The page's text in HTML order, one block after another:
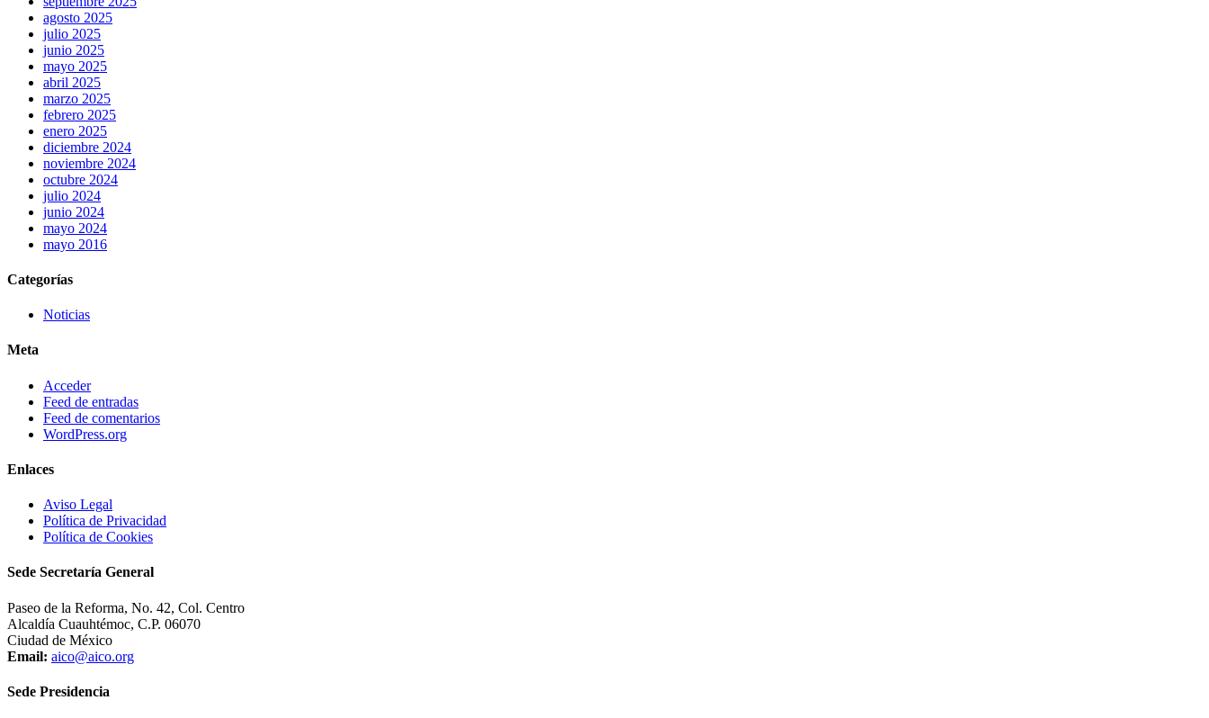
agosto 2025
julio 2025
junio 2025
mayo 2025
abril 2025
marzo 2025
febrero 2025
enero 2025
diciembre 2024
noviembre 2024
octubre 2024
julio 2024
junio 2024
mayo 2024
mayo 2016
Categorías
Noticias
Meta
Acceder
Feed de entradas
Feed de comentarios
WordPress.org
Enlaces
Aviso Legal
Política de Privacidad
Política de Cookies
Sede Secretaría General
Paseo de la Reforma, No. 42, Col. Centro
Alcaldía Cuauhtémoc, C.P. 06070
Ciudad de México
Email: aico@aico.org
Sede Presidencia